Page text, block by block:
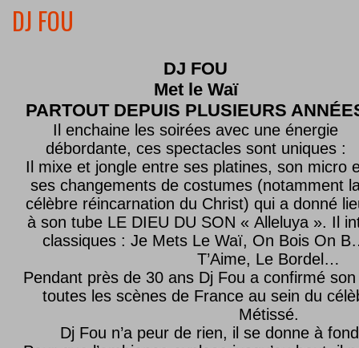
DJ FOU
DJ FOU
Met le Waï
PARTOUT DEPUIS PLUSIEURS
Il enchaine les soirées avec une énergie
débordante, ces spectacles sont uniques :
Il mixe et jongle entre ses platines, son micro
ses changements de costumes (notamment
célèbre réincarnation du Christ) qui a donné
à son tube LE DIEU DU SON « Alleluya ». Il
classiques : Je Mets Le Waï, On Bois On
T’Aime, Le Bordel…
Pendant près de 30 ans Dj Fou a confirmé son
toutes les scènes de France au sein du
Métissé.
Dj Fou n’a peur de rien, il se donne à